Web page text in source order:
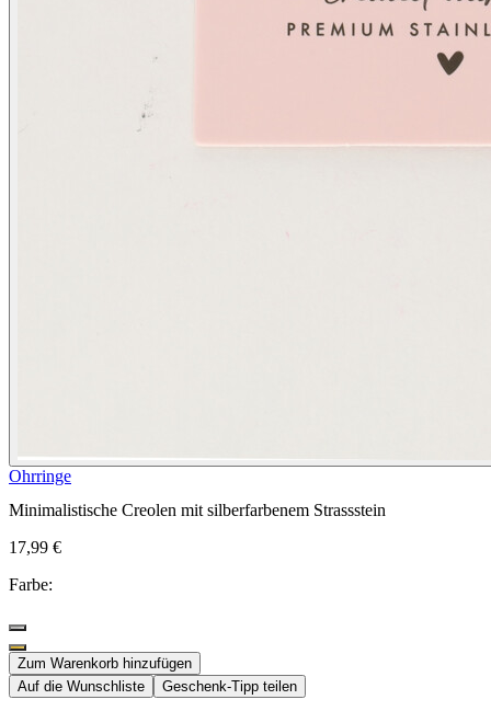
Ohrringe
Minimalistische Creolen mit silberfarbenem Strassstein
17,99 €
Farbe:
Zum Warenkorb hinzufügen
Auf die Wunschliste
Geschenk-Tipp teilen